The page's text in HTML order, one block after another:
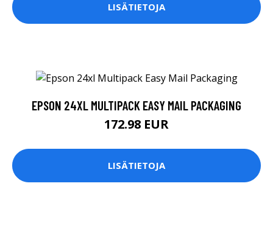
LISÄTIETOJA
EPSON 24XL MULTIPACK EASY MAIL PACKAGING
172.98 EUR
LISÄTIETOJA